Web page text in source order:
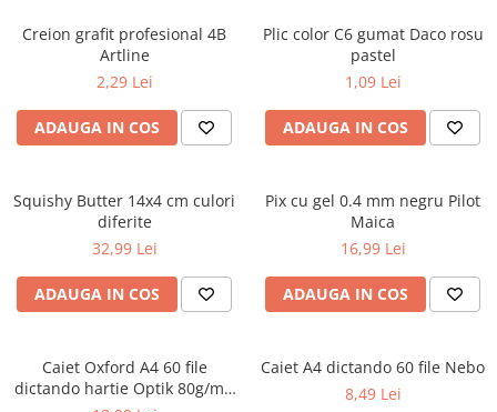
Vocabulare
Blocuri de desen școlare
Hârtie pentru lucru manual
Accesorii geometrie și matematică
Rigle și Echere
Compasuri
Truse geometrie
Socotitori și bețisoare pentru
numărat
Ghiozdane și rucsacuri
Rucsacuri școlare și casual
Ghiozdane pentru grădinită
Creion grafit profesional 4B
Artline
2,29 Lei
ADAUGA IN COS
Plic color C6 gumat Daco rosu
pastel
1,09 Lei
ADAUGA IN COS
Squishy Butter 14x4 cm culori
diferite
32,99 Lei
ADAUGA IN COS
Pix cu gel 0.4 mm negru Pilot
Maica
16,99 Lei
ADAUGA IN COS
Caiet Oxford A4 60 file
dictando hartie Optik 80g/mp
Caiet A4 dictando 60 file Nebo
8,49 Lei